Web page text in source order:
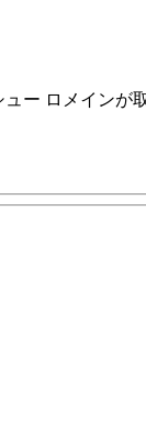
ー ロメイン